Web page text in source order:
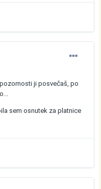
ji posvečaš, po
sem osnutek za platnice